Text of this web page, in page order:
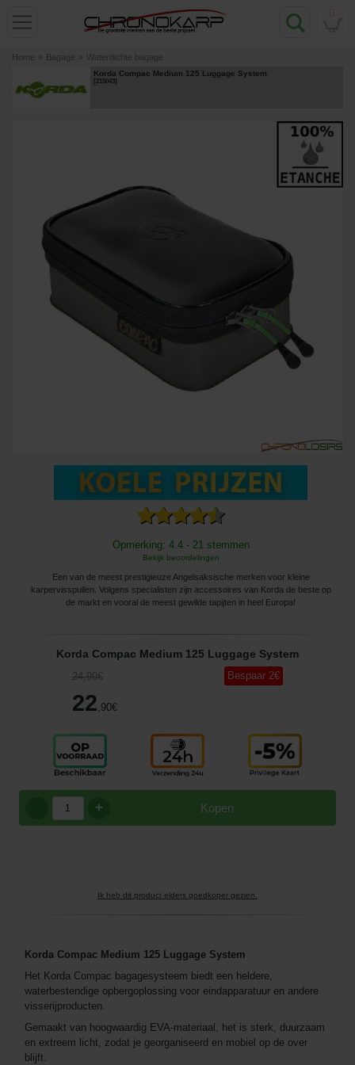
Home » Bagage » Waterdichte bagage
Korda Compac Medium 125 Luggage System
[215043]
Opmerking: 4.4 - 21 stemmen
Bekijk beoordelingen
Een van de meest prestigieuze Angelsaksische merken voor kleine
karpervisspullen. Volgens specialisten zijn accessoires van Korda de beste op
de markt en vooral de meest gewilde tapijten in heel Europa!
Korda Compac Medium 125 Luggage System
24,90€
22 ,90€
Bespaar 2€
Kopen
+
Ik heb dit product elders goedkoper gezien.
Korda Compac Medium 125 Luggage System
Het Korda Compac bagagesysteem biedt een heldere,
waterbestendige opbergoplossing voor eindapparatuur en andere
visserijproducten.
Gemaakt van hoogwaardig EVA-materiaal, het is sterk, duurzaam
en extreem licht, zodat je georganiseerd en mobiel op de over
blijft.